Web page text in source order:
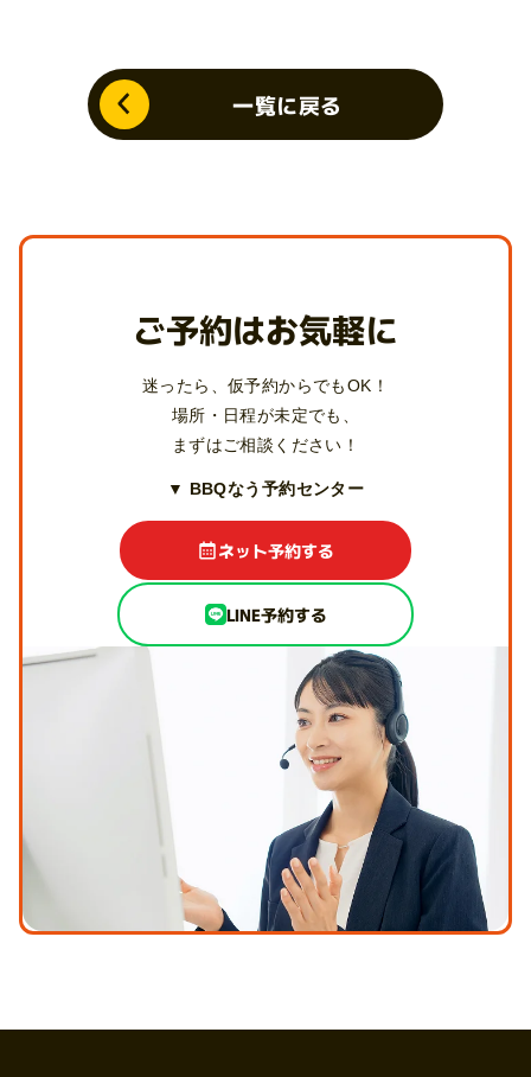
一覧に戻る
ご予約はお気軽に
迷ったら、仮予約からでもOK！
場所・日程が未定でも、
まずはご相談ください！
▼ BBQなう予約センター
ネット予約する
LINE予約する